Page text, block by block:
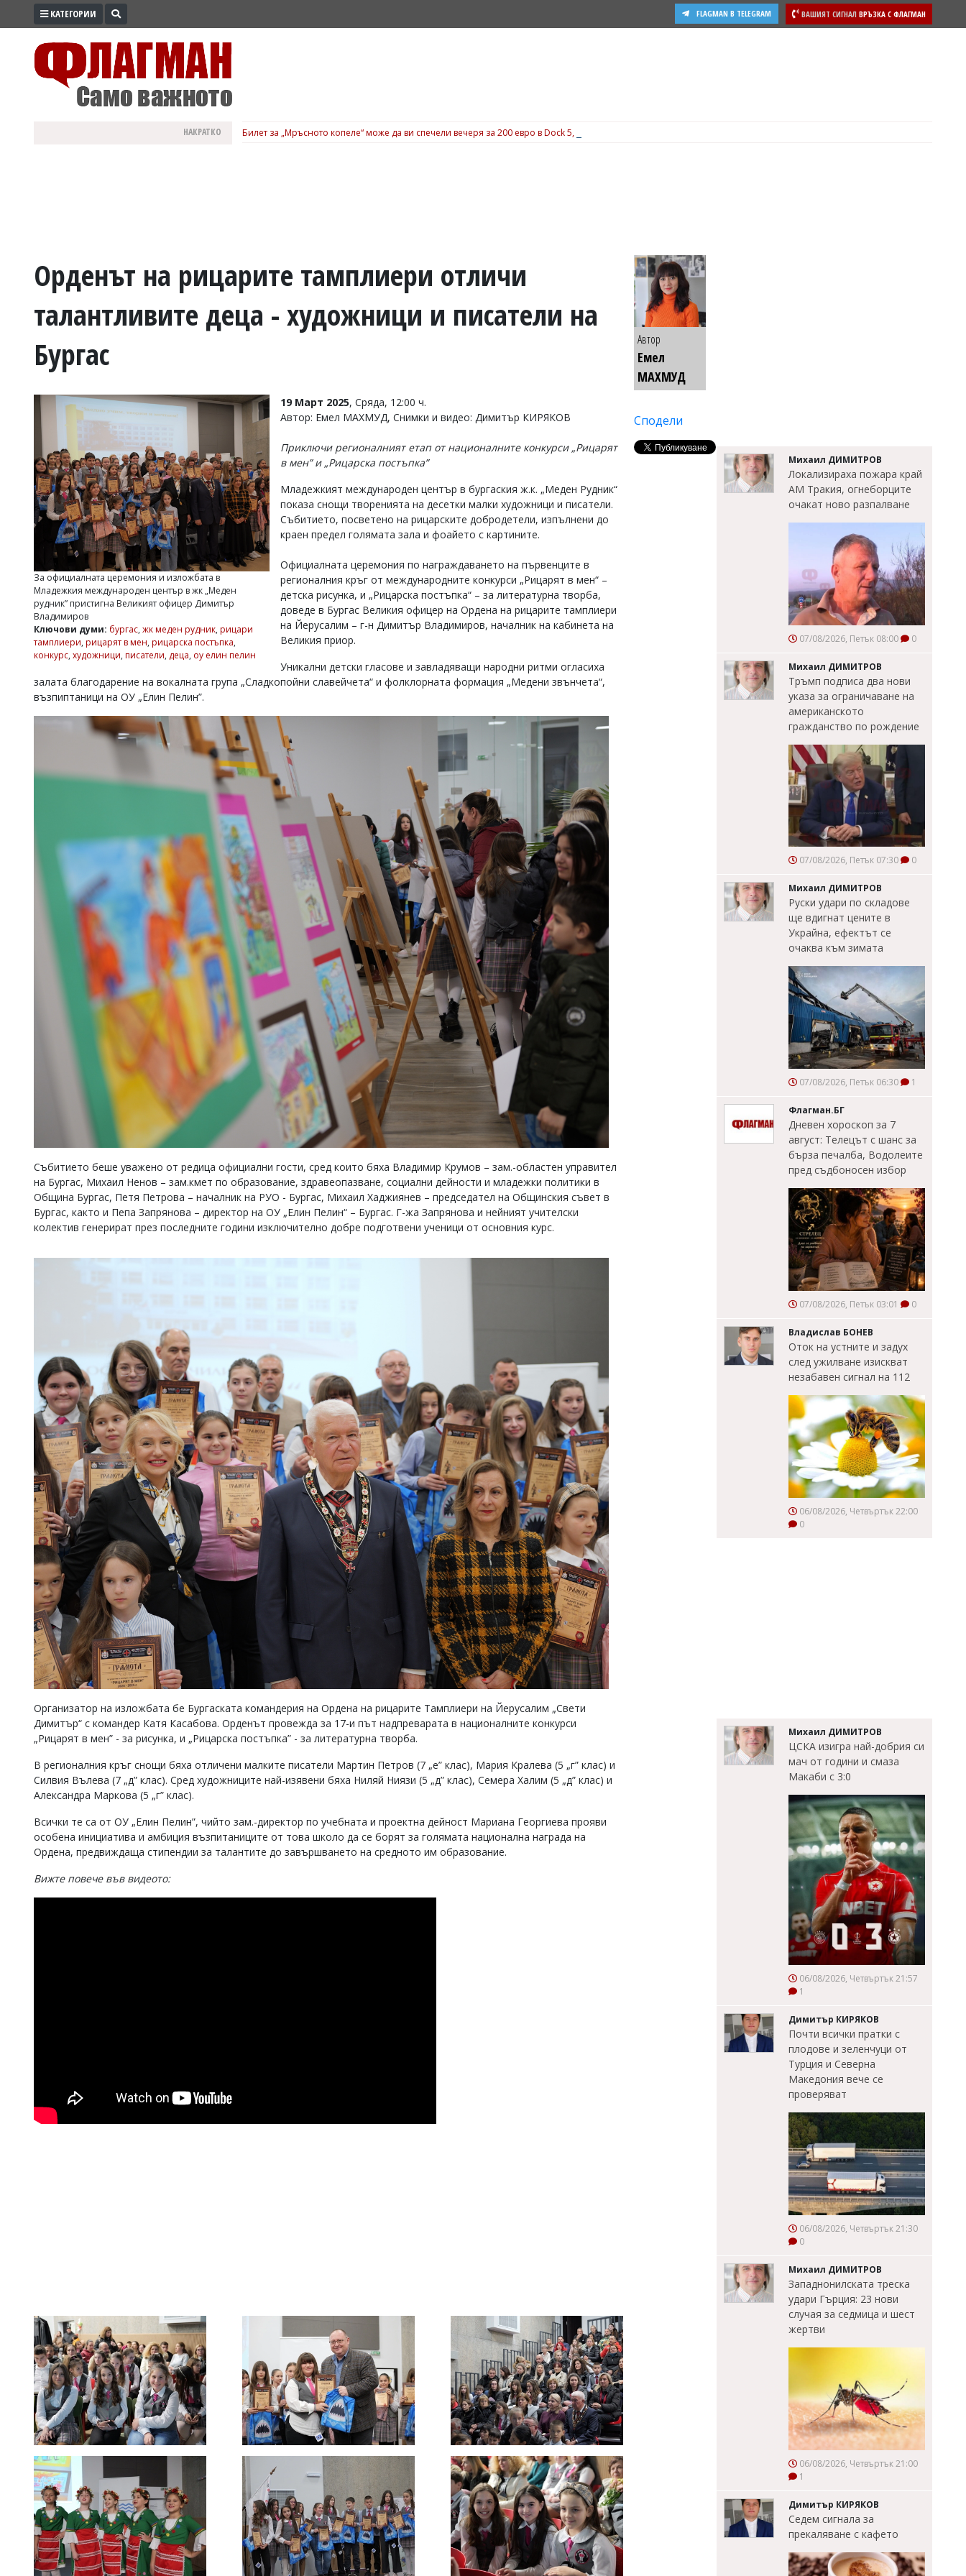
ПРОМО
ВОЙНАТА
УКРАЙНА
РАЗСЛЕДВАНЕ
БИЗНЕС
Управители:
Веселин
Василев,
v.vasilev@flagman.bg
Касабова,
k.kassabova@flagman.bg
Главен
редактор:
office@flagman.bg
Коментарите
статиите
КАТЕГОРИИ ВАШИЯТ СИГНАЛ ВРЪЗКА С ФЛАГМАН
FLAGMAN В TELEGRAM
НАКРАТКО Билет за „Мръсното копеле“ може да ви спечели вечеря за 200 евро в Dock 5, вижте подробности
Орденът на рицарите тамплиери отличи
талантливите деца - художници и писатели на
Бургас
За официалната церемония и изложбата в
Младежкия международен център в жк „Меден
рудник” пристигна Великият офицер Димитър
Владимиров
Ключови думи: бургас, жк меден рудник, рицари
тамплиери, рицарят в мен, рицарска постъпка,
конкурс, художници, писатели, деца, оу елин пелин
19 Март 2025, Сряда, 12:00 ч.
Автор: Емел МАХМУД, Снимки и видео: Димитър КИРЯКОВ
Приключи регионалният етап от националните конкурси „Рицарят
в мен” и „Рицарска постъпка”
Младежкият международен център в бургаския ж.к. „Меден Рудник“
показа снощи творенията на десетки малки художници и писатели.
Събитието, посветено на рицарските добродетели, изпълнени до
краен предел голямата зала и фоайето с картините.
Официалната церемония по награждаването на първенците в
регионалния кръг от международните конкурси „Рицарят в мен“ –
детска рисунка, и „Рицарска постъпка“ – за литературна творба,
доведе в Бургас Великия офицер на Ордена на рицарите тамплиери
на Йерусалим – г-н Димитър Владимиров, началник на кабинета на
Великия приор.
Уникални детски гласове и завладяващи народни ритми огласиха
залата благодарение на вокалната група „Сладкопойни славейчета“ и фолклорната формация „Медени звънчета“,
възпиптаници на ОУ „Елин Пелин”.
Събитието беше уважено от редица официални гости, сред които бяха Владимир Крумов – зам.-областен управител
на Бургас, Михаил Ненов – зам.кмет по образование, здравеопазване, социални дейности и младежки политики в
Община Бургас, Петя Петрова – началник на РУО - Бургас, Михаил Хаджиянев – председател на Общинския съвет в
Бургас, както и Пепа Запрянова – директор на ОУ „Елин Пелин“ – Бургас. Г-жа Запрянова и нейният учителски
колектив генерират през последните години изключително добре подготвени ученици от основния курс.
Организатор на изложбата бе Бургаската командерия на Ордена на рицарите Тамплиери на Йерусалим „Свети
Димитър“ с командер Катя Касабова. Орденът провежда за 17-и път надпреварата в националните конкурси
„Рицарят в мен” - за рисунка, и „Рицарска постъпка” - за литературна творба.
В регионалния кръг снощи бяха отличени малките писатели Мартин Петров (7 „е” клас), Мария Кралева (5 „г” клас) и
Силвия Вълева (7 „д” клас). Сред художниците най-изявени бяха Ниляй Ниязи (5 „д” клас), Семера Халим (5 „д” клас) и
Александра Маркова (5 „г” клас).
Всички те са от ОУ „Елин Пелин”, чийто зам.-директор по учебната и проектна дейност Мариана Георгиева прояви
особена инициатива и амбиция възпитаниците от това школо да се борят за голямата национална награда на
Ордена, предвиждаща стипендии за талантите до завършването на средното им образование.
Вижте повече във видеото:
Автор
Емел
МАХМУД
Сподели
Михаил ДИМИТРОВ
Локализираха пожара край
АМ Тракия, огнеборците
очакат ново разпалване
07/08/2026, Петък 08:00 0
Михаил ДИМИТРОВ
Тръмп подписа два нови
указа за ограничаване на
американското
гражданство по рождение
07/08/2026, Петък 07:30 0
Михаил ДИМИТРОВ
Руски удари по складове
ще вдигнат цените в
Украйна, ефектът се
очаква към зимата
07/08/2026, Петък 06:30 1
Флагман.БГ
Дневен хороскоп за 7
август: Телецът с шанс за
бърза печалба, Водолеите
пред съдбоносен избор
07/08/2026, Петък 03:01 0
Владислав БОНЕВ
Оток на устните и задух
след ужилване изискват
незабавен сигнал на 112
06/08/2026, Четвъртък 22:00
0
Михаил ДИМИТРОВ
ЦСКА изигра най-добрия си
мач от години и смаза
Макаби с 3:0
06/08/2026, Четвъртък 21:57
1
Димитър КИРЯКОВ
Почти всички пратки с
плодове и зеленчуци от
Турция и Северна
Македония вече се
проверяват
06/08/2026, Четвъртък 21:30
0
Михаил ДИМИТРОВ
Западнонилската треска
удари Гърция: 23 нови
случая за седмица и шест
жертви
06/08/2026, Четвъртък 21:00
1
Димитър КИРЯКОВ
Седем сигнала за
прекаляване с кафето